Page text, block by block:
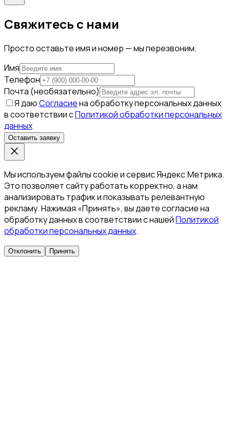
Свяжитесь с нами
Просто оставьте имя и номер — мы перезвоним.
Имя
Телефон
Почта (необязательно)
Я даюСогласиена обработку персональных данных
в соответствии сПолитикой обработки персональных
данных
Оставить заявку
Мы используем файлы cookie и сервис Яндекс.Метрика.
Это позволяет сайту работать корректно, а нам
анализировать трафик и показывать релевантную
рекламу. Нажимая «Принять», вы даете согласие на
обработку данных в соответствии с нашейПолитикой
обработки персональных данных.
Отклонить Принять